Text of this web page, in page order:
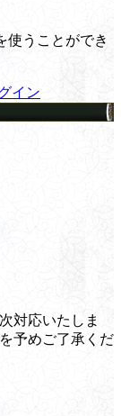
使うことができ
イン
対応いたしま
予めご了承くだ